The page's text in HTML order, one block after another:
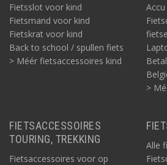
Fietsslot voor kind
Fietsmand voor kind
Fietskrat voor kind
Back to school / spullen fiets
> Méér fietsaccessoires kind
>
FIETSACCESSOIRES
TOURING, TREKKING
Fietsaccessoires voor op
Alle